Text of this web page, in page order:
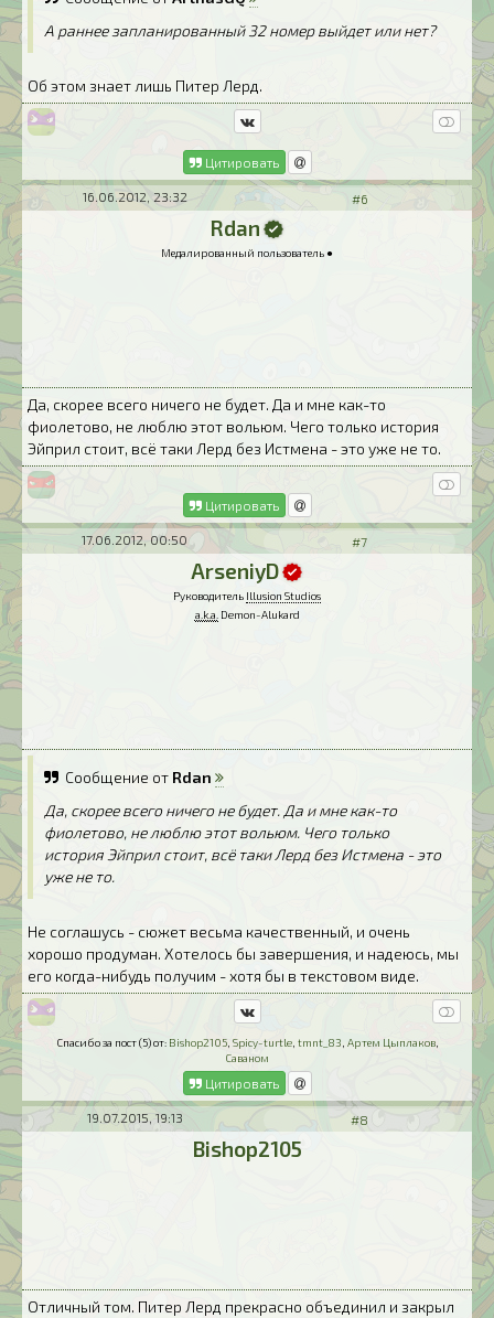
А раннее запланированный 32 номер выйдет или нет?
Об этом знает лишь Питер Лерд.
Цитировать
16.06.2012, 23:32 #6
Rdan
Медалированный пользователь ●
Да, скорее всего ничего не будет. Да и мне как-то
фиолетово, не люблю этот вольюм. Чего только история
Эйприл стоит, всё таки Лерд без Истмена - это уже не то.
Цитировать
17.06.2012, 00:50 #7
ArseniyD
Руководитель Illusion Studios
a.k.a. Demon-Alukard
Сообщение от Rdan
Да, скорее всего ничего не будет. Да и мне как-то
фиолетово, не люблю этот вольюм. Чего только
история Эйприл стоит, всё таки Лерд без Истмена - это
уже не то.
Не соглашусь - сюжет весьма качественный, и очень
хорошо продуман. Хотелось бы завершения, и надеюсь, мы
его когда-нибудь получим - хотя бы в текстовом виде.
Спасибо за пост (5) от: Bishop2105, Spicy-turtle, tmnt_83 Артем Цыплаков,
Саваном
Цитировать
19.07.2015, 19:13 #8
Bishop2105
Отличный том. Питер Лерд прекрасно объединил и закрыл